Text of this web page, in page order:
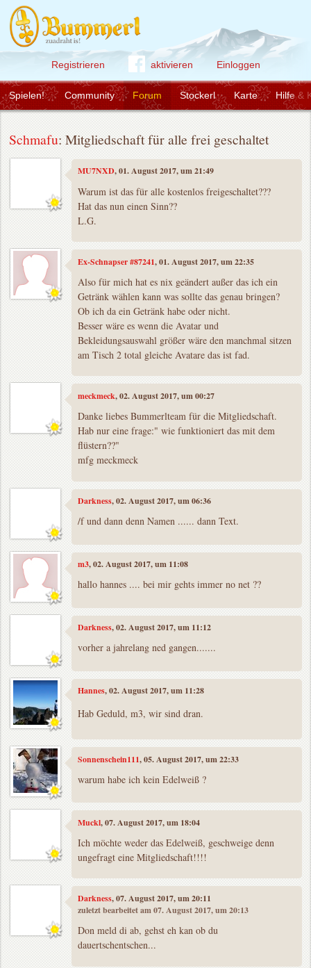
Registrieren aktivieren Einloggen
Community Forum Stockerl Karte Hilfe &
Spielen!
Schmafu: Mitgliedschaft für alle frei geschaltet
MU7NXD, 01. August 2017, um 21:49
Warum ist das für alle kostenlos freigeschaltet???
Hat das nun einen Sinn??
L.G.
Ex-Schnapser #87241, 01. August 2017, um 22:35
Also für mich hat es nix geändert außer das ich ein
Getränk wählen kann was sollte das genau bringen?
Ob ich da ein Getränk habe oder nicht.
Besser wäre es wenn die Avatar und
Bekleidungsauswahl größer wäre den manchmal sitzen
am Tisch 2 total gleiche Avatare das ist fad.
meckmeck, 02. August 2017, um 00:27
Danke liebes Bummerlteam für die Mitgliedschaft.
Hab nur eine frage:" wie funktioniert das mit dem
flüstern??"
mfg meckmeck
Darkness, 02. August 2017, um 06:36
/f und dann denn Namen ...... dann Text.
m3, 02. August 2017, um 11:08
hallo hannes .... bei mir gehts immer no net ??
Darkness, 02. August 2017, um 11:12
vorher a jahrelang ned gangen.......
Hannes, 02. August 2017, um 11:28
Hab Geduld, m3, wir sind dran.
Sonnenschein111, 05. August 2017, um 22:33
warum habe ich kein Edelweiß ?
Muckl, 07. August 2017, um 18:04
Ich möchte weder das Edelweiß, geschweige denn
ungefragt eine Mitgliedschaft!!!!
Darkness, 07. August 2017, um 20:11
zuletzt bearbeitet am 07. August 2017, um 20:13
Don meld di ab, gehst eh kan ob du
dauertschentschen...